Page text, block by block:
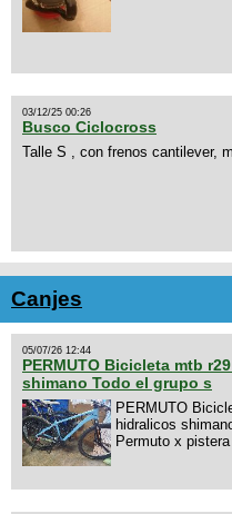
03/12/25 00:26
Busco Ciclocross
Talle S , con frenos cantilever,
Canjes
05/07/26 12:44
PERMUTO Bicicleta mtb
shimano Todo el grupo s
PERMUTO
hidralicos
Permuto x